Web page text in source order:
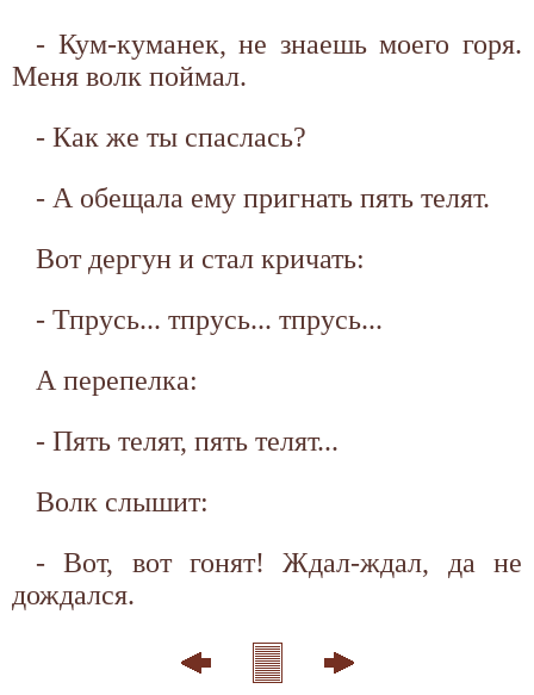
- Кум-куманек, не знаешь моего горя.
Меня волк поймал.
- Как же ты спаслась?
- А обещала ему пригнать пять телят.
Вот дергун и стал кричать:
- Тпрусь... тпрусь... тпрусь...
А перепелка:
- Пять телят, пять телят...
Волк слышит:
- Вот, вот гонят! Ждал-ждал, да не
дождался.